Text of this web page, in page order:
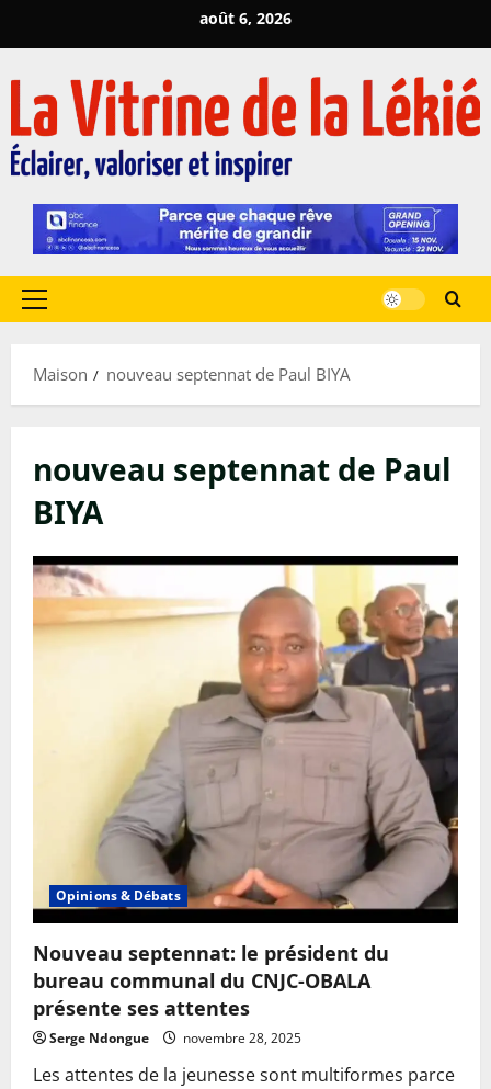
au
août 6, 2026
Menu
Maison
nouveau septennat de Paul BIYA
nouveau septennat de Paul
BIYA
Opinions & Débats
Nouveau septennat: le président du
bureau communal du CNJC-OBALA
présente ses attentes
Serge Ndongue novembre 28, 2025
Les attentes de la jeunesse sont multiformes parce